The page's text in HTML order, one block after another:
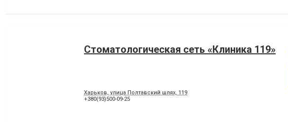
Стоматологическая сеть «Клиника 119»
Харьков, улица Полтавский шлях, 119
+380(93)500-09-25